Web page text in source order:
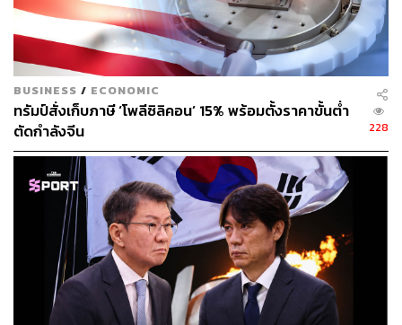
แรงกดดันต่อบริษัทสหรัฐฯ ไม่ได้หยุดอยู่แค่นี้ จีนเพิ่งตัดสินว่า
Nvidia มีความผิดด้านการผูกขาดจากการเข้าซื้อ Mellanox
Technologies มูลค่า 7 พันล้านดอลลาร์ในปี 2020 และยังเปิด
การสอบสวนการทุ่มตลาดต่อชิปบางชนิดที่ผลิตโดยบริษัท
สหรัฐฯ เช่น Texas Instruments
ในอีกด้านหนึ่ง ความเชื่อมั่นต่อชิปในประเทศของจีนกำลัง
เพิ่มขึ้นอย่างต่อเนื่อง รายงานระบุว่าทางการเริ่มเห็นว่าชิป
ภายในมีความก้าวหน้าพอ Huawei เป็นผู้นำในการพัฒนา AI
ชิปสำหรับตลาดในประเทศ ขณะที่บริษัทใหม่อย่าง
Cambricon ก็มีความก้าวหน้าไม่น้อย Alibaba และ Baidu
ต่างก็เร่งพัฒนาเทคโนโลยีของตนเอง Alibaba ถึงขั้นได้ลูกค้า
รายใหญ่คือผู้ให้บริการเครือข่ายมือถืออันดับ 2 ของประเทศที่
เลือกใช้ชิป “T-Head” ของตน แสดงให้เห็นถึงความคืบหน้า
อย่างเป็นรูปธรรม
BUSINESS / ECONOMIC
ทรัมป์สั่งเก็บภาษี ‘โพลีซิลิคอน’ 15% พร้อมตั้งราคาขั้นต่ำ
ตัดกำลังจีน
228